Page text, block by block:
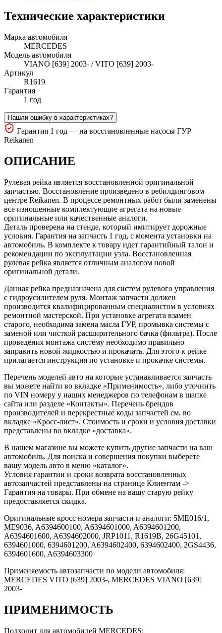
Технические характеристики
Марка автомобиля
MERCEDES
Модель автомобиля
VIANO [639] 2003- / VITO [639] 2003-
Артикул
R1619
Гарантия
1 год
Нашли ошибку в характеристиках?
Гарантия 1 год — на восстановленные насосы ГУР
Reikanen
ОПИСАНИЕ
Рулевая рейка является восстановленной оригинальной
запчастью. Восстановление произведено в ребилдинговом
центре Reikanen. В процессе ремонтных работ были заменены
все изношенные комплектующие агрегата на новые
оригинальные или качественные аналоги.
Деталь проверена на стенде, который имитирует дорожные
условия. Гарантия на запчасть 1 год, с момента установки на
автомобиль. В комплекте к товару идет гарантийный талон и
рекомендации по эксплуатации узла. Восстановленная
рулевая рейка является отличным аналогом новой
оригинальной детали.
Данная рейка предназначена для систем рулевого управления
с гидроусилителем руля. Монтаж запчасти должен
производится квалифицированным специалистом в условиях
ремонтной мастерской. При установке агрегата взамен
старого, необходима замена масла ГУР, промывка системы с
заменой или чисткой расширительного бачка (фильтра). После
проведения монтажа систему необходимо правильно
заправить новой жидкостью и прокачать. Для этого к рейке
прилагается инструкция по установке и прокачке системы.
Перечень моделей авто на которые устанавливается запчасть
вы можете найти во вкладке «Применимость», либо уточнить
по VIN номеру у наших менеджеров по телефонам в шапке
сайта или разделе «Контакты». Перечень брендов
производителей и перекрестные коды запчастей см. во
вкладке «Кросс-лист». Стоимость и сроки и условия доставки
представлены во вкладке «доставка».
В нашем магазине вы можете купить другие запчасти на ваш
автомобиль. Для поиска и совершения покупки выберете
вашу модель авто в меню «каталог».
Условия гарантии и сроки возврата восстановленных
автозапчастей представлены на странице Клиентам ->
Гарантия на товары. При обмене на вашу старую рейку
предоставляется скидка.
Оригинальные кросс номера запчасти и аналоги: 5ME016/1,
ME9036, A6394600100, A6394601000, A6394601200,
A6394601600, A6394602000, JRP1011, R1619B, 26G45101,
6394601000, 6394601200, A6394602400, 6394602400, 2GS4436,
6394601600, A6394603300
Применяемость автозапчасти по модели автомобиля:
MERCEDES VITO [639] 2003-, MERCEDES VIANO [639]
2003-
ПРИМЕНИМОСТЬ
Подходит для автомобилей MERCEDES: